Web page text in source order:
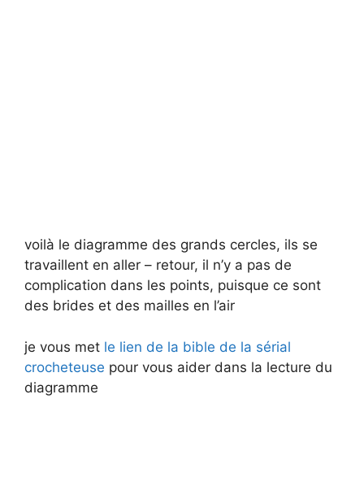
voilà le diagramme des grands cercles, ils se
travaillent en aller – retour, il n’y a pas de
complication dans les points, puisque ce sont
des brides et des mailles en l’air
je vous met le lien de la bible de la sérial
crocheteuse pour vous aider dans la lecture du
diagramme